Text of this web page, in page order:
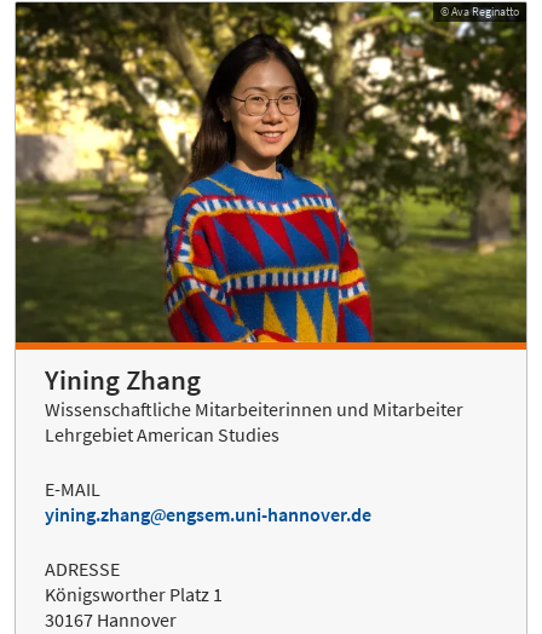
© Ava Reginatto
Yining Zhang
Wissenschaftliche Mitarbeiterinnen und Mitarbeiter
Lehrgebiet American Studies
E-MAIL
yining.zhang
engsem.uni-hannover.de
ADRESSE
Königsworther Platz 1
30167 Hannover